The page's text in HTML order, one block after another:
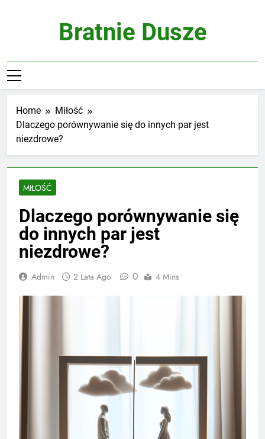
Bratnie Dusze
Home
Miłość
Dlaczego porównywanie się do innych par jest
niezdrowe?
MIŁOŚĆ
Dlaczego porównywanie się
do innych par jest
niezdrowe?
Admin 2 Lata Ago 0 4 Mins